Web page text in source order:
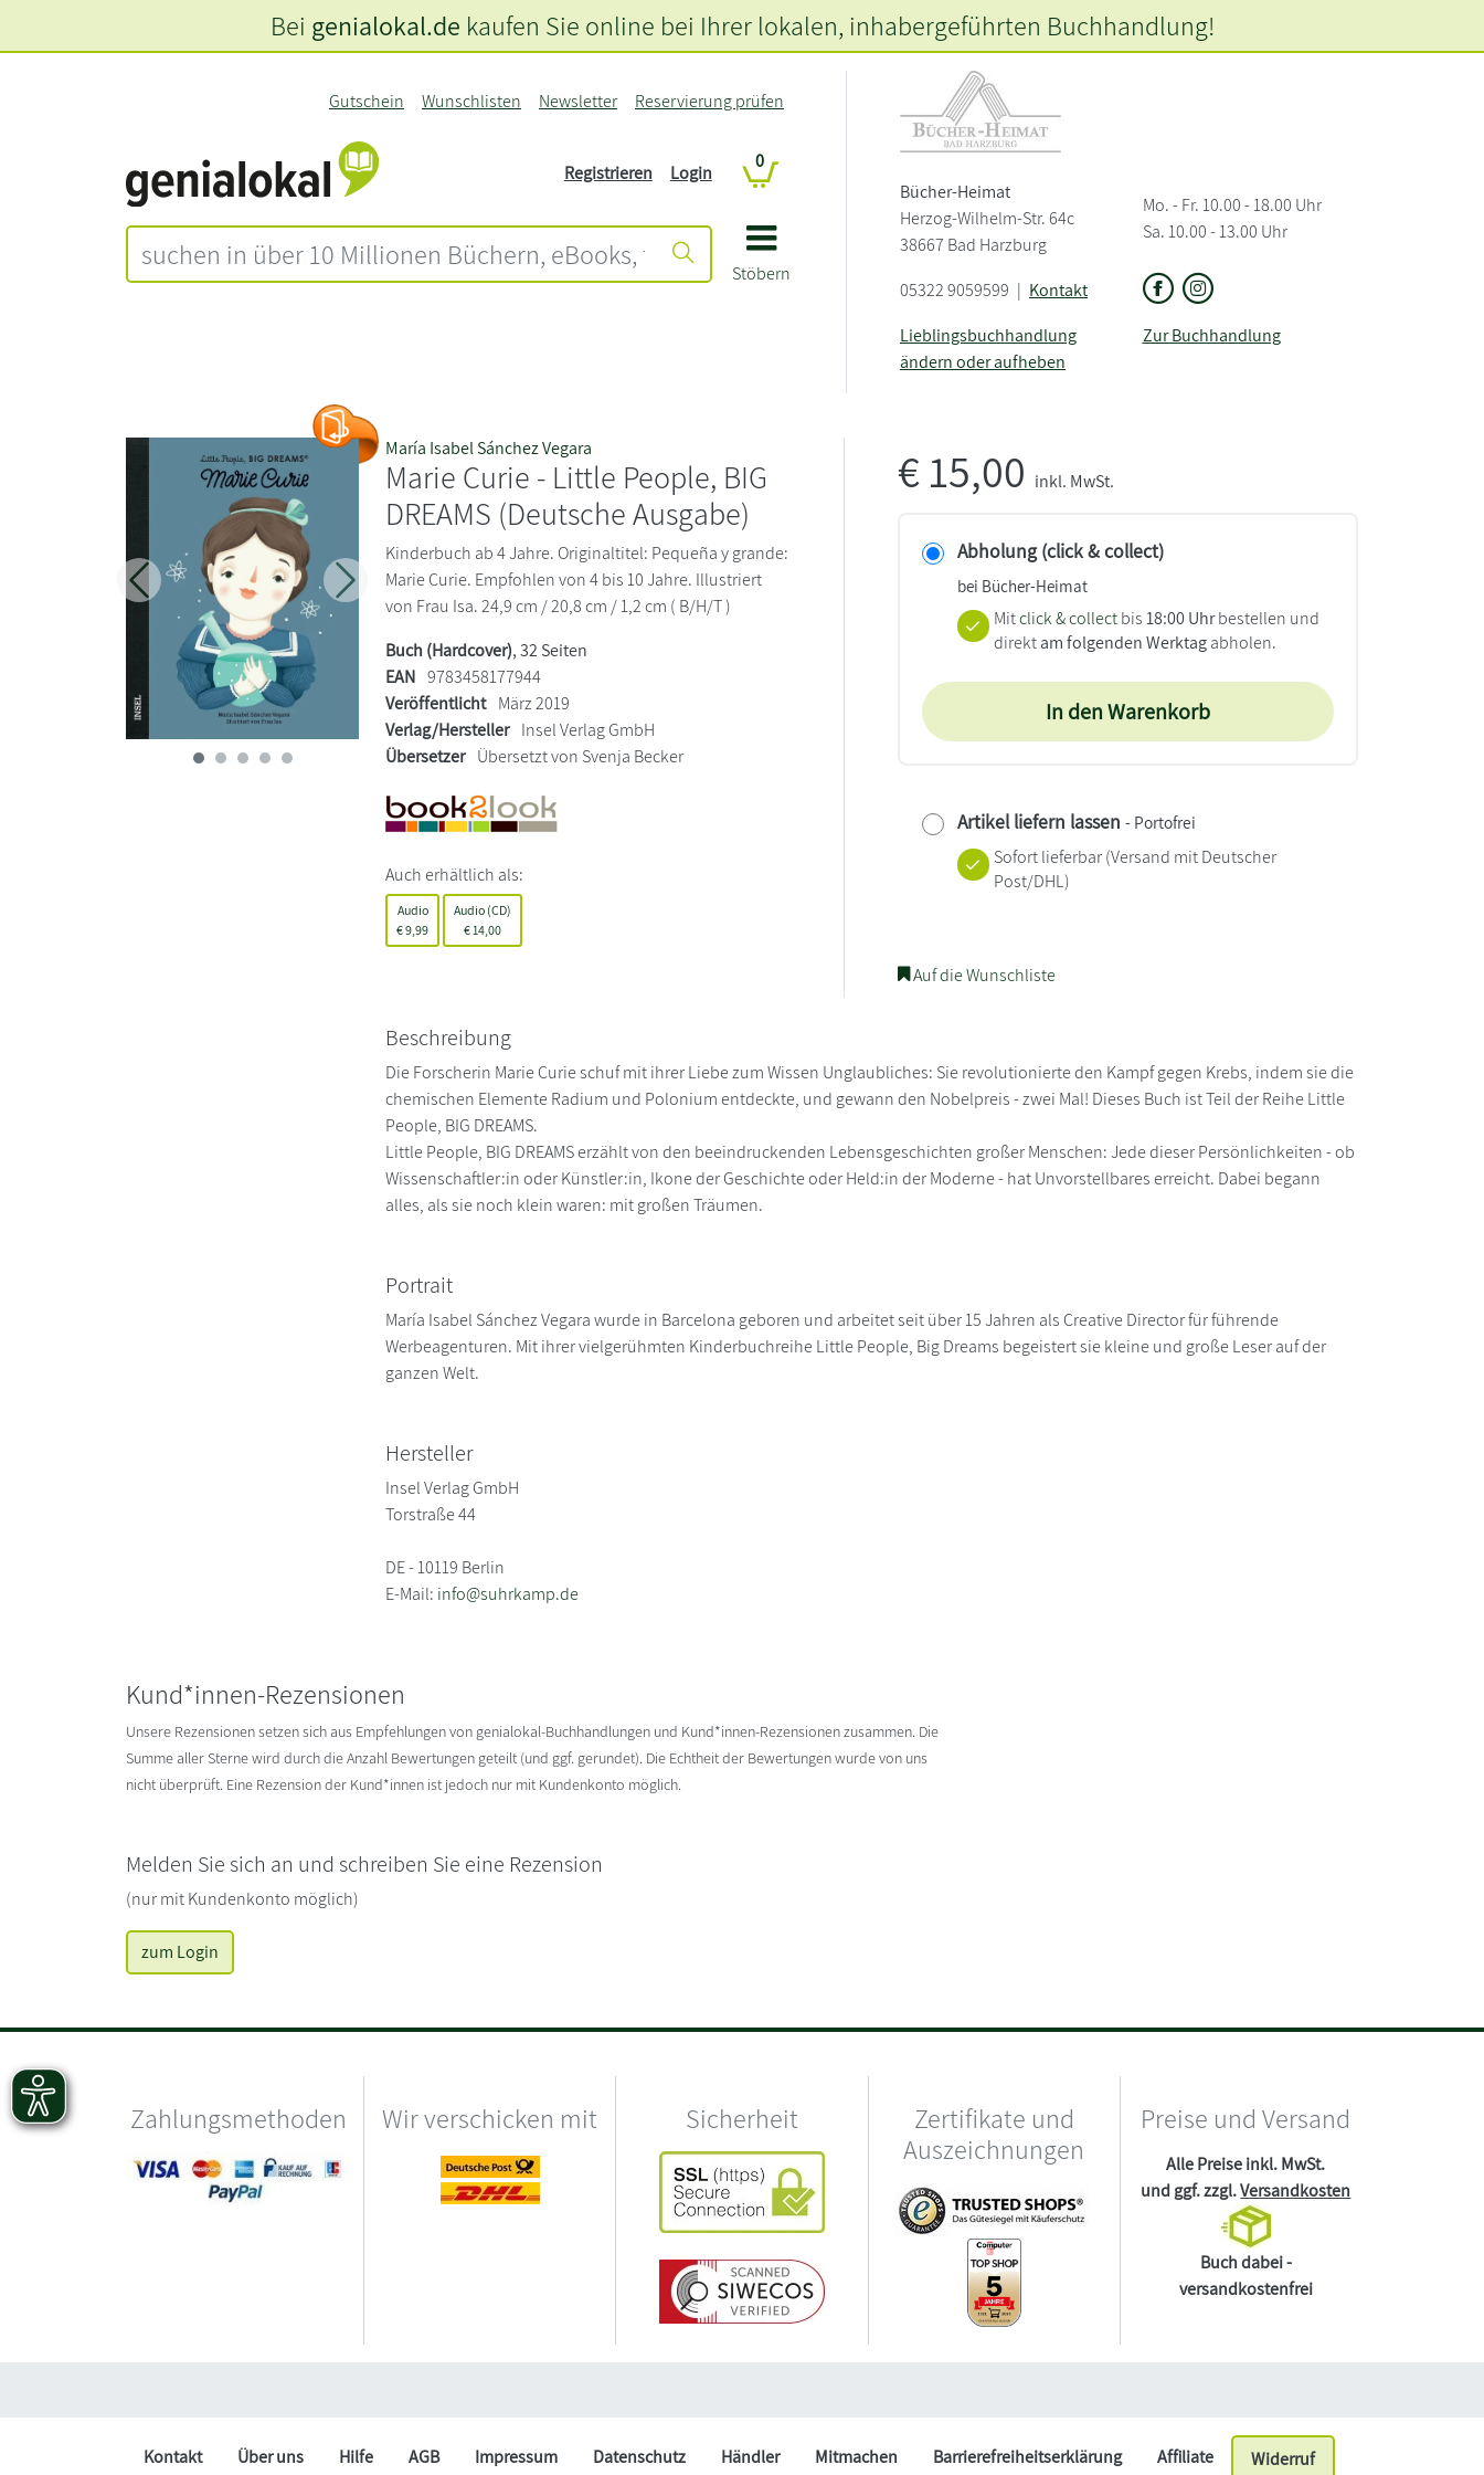
Stöbern
Gutschein Wunschlisten Newsletter Reservierung prüfen
Registrieren Login
0
Bücher-Heimat
Herzog-Wilhelm-Str. 64c
38667 Bad Harzburg
Mo. - Fr. 10.00 - 18.00 Uhr
Sa. 10.00 - 13.00 Uhr
05322 9059599 | Kontakt
Lieblingsbuchhandlung
ändern oder aufheben
Zur Buchhandlung
Bei genialokal.de kaufen Sie online bei Ihrer lokalen, inhabergeführten Buchhandlung!
Zurück Weiter
María Isabel Sánchez Vegara
Marie Curie - Little People, BIG
DREAMS (Deutsche Ausgabe)
Kinderbuch ab 4 Jahre. Originaltitel: Pequeña y grande:
Marie Curie. Empfohlen von 4 bis 10 Jahre. Illustriert
von Frau Isa. 24,9 cm / 20,8 cm / 1,2 cm ( B/H/T )
Buch (Hardcover), 32 Seiten
EAN 9783458177944
Veröffentlicht März 2019
Verlag/Hersteller Insel Verlag GmbH
Übersetzer Übersetzt von Svenja Becker
Auch erhältlich als:
Audio
€9,99
Audio (CD)
€14,00
€15,00 inkl. MwSt.
Abholung (click & collect)
bei Bücher-Heimat
Mitclick & collect bis18:00 Uhrbestellen und
direktam folgenden Werktagabholen.
In den Warenkorb
Artikel liefern lassen - Portofrei
Sofort lieferbar(Versand mit Deutscher
Post/DHL)
Auf die Wunschliste
Beschreibung
Die Forscherin Marie Curie schuf mit ihrer Liebe zum Wissen Unglaubliches: Sie revolutionierte den Kampf gegen Krebs, indem sie die
chemischen Elemente Radium und Polonium entdeckte, und gewann den Nobelpreis - zwei Mal! Dieses Buch ist Teil der Reihe Little
People, BIG DREAMS.
Little People, BIG DREAMS erzählt von den beeindruckenden Lebensgeschichten großer Menschen: Jede dieser Persönlichkeiten - ob
Wissenschaftler:in oder Künstler:in, Ikone der Geschichte oder Held:in der Moderne - hat Unvorstellbares erreicht. Dabei begann
alles, als sie noch klein waren: mit großen Träumen.
Portrait
María Isabel Sánchez Vegara wurde in Barcelona geboren und arbeitet seit über 15 Jahren als Creative Director für führende
Werbeagenturen. Mit ihrer vielgerühmten Kinderbuchreihe Little People, Big Dreams begeistert sie kleine und große Leser auf der
ganzen Welt.
Hersteller
Insel Verlag GmbH
Torstraße 44
DE - 10119 Berlin
E-Mail: info@suhrkamp.de
Kund*innen-Rezensionen
Unsere Rezensionen setzen sich aus Empfehlungen von genialokal-Buchhandlungen und Kund*innen-Rezensionen zusammen. Die
Summe aller Sterne wird durch die Anzahl Bewertungen geteilt (und ggf. gerundet). Die Echtheit der Bewertungen wurde von uns
nicht überprüft. Eine Rezension der Kund*innen ist jedoch nur mit Kundenkonto möglich.
Melden Sie sich an und schreiben Sie eine Rezension
(nur mit Kundenkonto möglich)
zum Login
Zahlungsmethoden Wir verschicken mit Sicherheit
Zertifikate und
Auszeichnungen
Preise und Versand
Alle Preise inkl. MwSt.
und ggf. zzgl.Versandkosten
Buch dabei -
versandkostenfrei
Kontakt Über uns Hilfe AGB Impressum Datenschutz Händler Mitmachen Barrierefreiheitserklärung Affiliate Widerruf